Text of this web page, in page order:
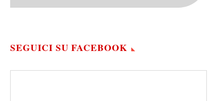
SEGUICI SU FACEBOOK